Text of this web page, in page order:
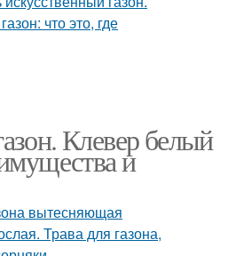
Клевер белый
и